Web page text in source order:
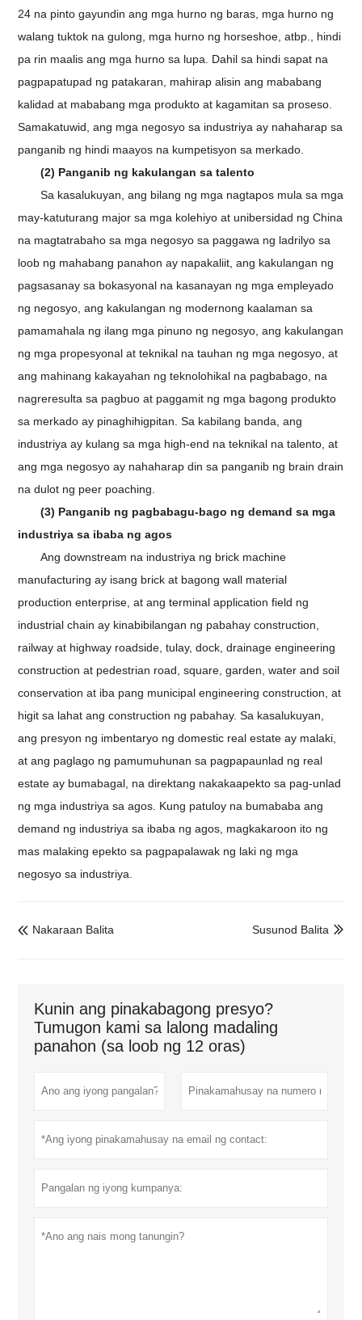
24 na pinto gayundin ang mga hurno ng baras, mga hurno ng
walang tuktok na gulong, mga hurno ng horseshoe, atbp., hindi
pa rin maalis ang mga hurno sa lupa. Dahil sa hindi sapat na
pagpapatupad ng patakaran, mahirap alisin ang mababang
kalidad at mababang mga produkto at kagamitan sa proseso.
Samakatuwid, ang mga negosyo sa industriya ay nahaharap sa
panganib ng hindi maayos na kumpetisyon sa merkado.
(2) Panganib ng kakulangan sa talento
Sa kasalukuyan, ang bilang ng mga nagtapos mula sa mga
may-katuturang major sa mga kolehiyo at unibersidad ng China
na magtatrabaho sa mga negosyo sa paggawa ng ladrilyo sa
loob ng mahabang panahon ay napakaliit, ang kakulangan ng
pagsasanay sa bokasyonal na kasanayan ng mga empleyado
ng negosyo, ang kakulangan ng modernong kaalaman sa
pamamahala ng ilang mga pinuno ng negosyo, ang kakulangan
ng mga propesyonal at teknikal na tauhan ng mga negosyo, at
ang mahinang kakayahan ng teknolohikal na pagbabago, na
nagreresulta sa pagbuo at paggamit ng mga bagong produkto
sa merkado ay pinaghihigpitan. Sa kabilang banda, ang
industriya ay kulang sa mga high-end na teknikal na talento, at
ang mga negosyo ay nahaharap din sa panganib ng brain drain
na dulot ng peer poaching.
(3) Panganib ng pagbabagu-bago ng demand sa mga
industriya sa ibaba ng agos
Ang downstream na industriya ng brick machine
manufacturing ay isang brick at bagong wall material
production enterprise, at ang terminal application field ng
industrial chain ay kinabibilangan ng pabahay construction,
railway at highway roadside, tulay, dock, drainage engineering
construction at pedestrian road, square, garden, water and soil
conservation at iba pang municipal engineering construction, at
higit sa lahat ang construction ng pabahay. Sa kasalukuyan,
ang presyon ng imbentaryo ng domestic real estate ay malaki,
at ang paglago ng pamumuhunan sa pagpapaunlad ng real
estate ay bumabagal, na direktang nakakaapekto sa pag-unlad
ng mga industriya sa agos. Kung patuloy na bumababa ang
demand ng industriya sa ibaba ng agos, magkakaroon ito ng
mas malaking epekto sa pagpapalawak ng laki ng mga
negosyo sa industriya.
 Nakaraan Balita 
Susunod Balita
Kunin ang pinakabagong presyo?
Tumugon kami sa lalong madaling
panahon (sa loob ng 12 oras)